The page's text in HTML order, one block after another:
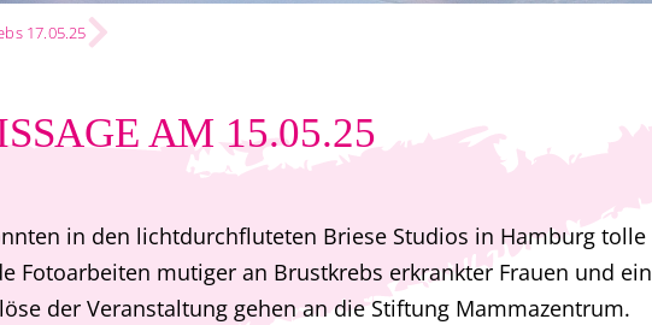
17.05.25
AM 15.05.25
in den lichtdurchfluteten Briese Studios in Hamburg tolle
mutiger an Brustkrebs erkrankter Frauen und ein
der Veranstaltung gehen an die Stiftung Mammazentrum.